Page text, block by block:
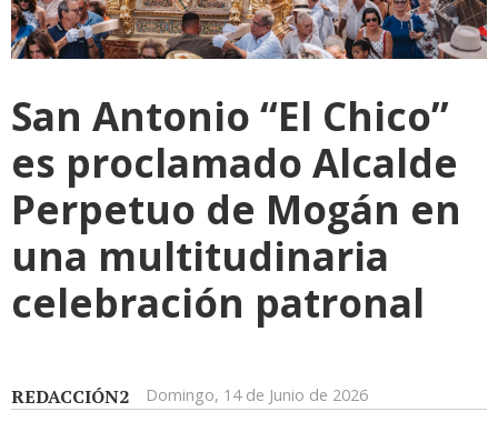
San Antonio “El Chico”
es proclamado Alcalde
Perpetuo de Mogán en
una multitudinaria
celebración patronal
REDACCIÓN2 Domingo, 14 de Junio de 2026